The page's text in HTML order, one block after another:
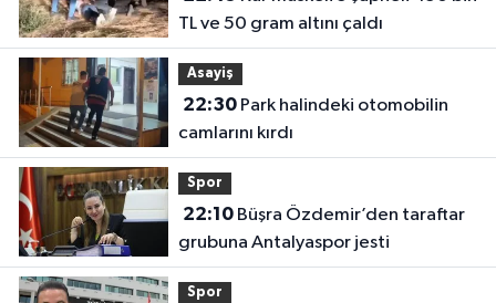
TL ve 50 gram altını çaldı
Asayiş
22:30Park halindeki otomobilin
camlarını kırdı
Spor
22:10Büşra Özdemir’den taraftar
grubuna Antalyaspor jesti
Spor